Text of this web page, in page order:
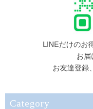
LINEだけのお
お届
お友達登録
Category